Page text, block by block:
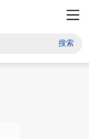
搜索